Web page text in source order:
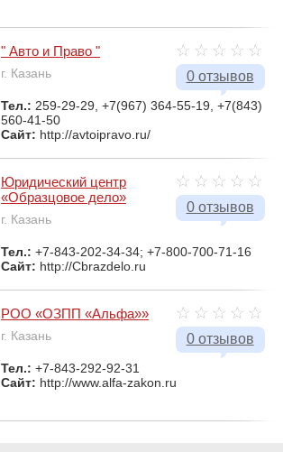
0 отзывов
" Авто и Право "
г. Казань
Тел.: 259-29-29, +7(967) 364-55-19, +7(843)
560-41-50
Сайт: http://avtoipravo.ru/
0 отзывов
Юридический центр
«Образцовое дело»
г. Казань
Тел.: +7-843-202-34-34; +7-800-700-71-16
Сайт: http://Cbrazdelo.ru
0 отзывов
РОО «ОЗПП «Альфа»»
г. Казань
Тел.: +7-843-292-92-31
Сайт: http://www.alfa-zakon.ru